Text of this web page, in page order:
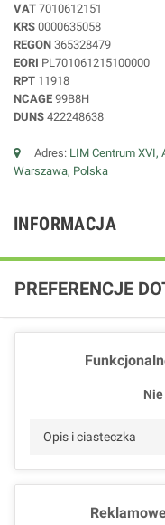
VAT 7010612151
KRS 0000635058
REGON 365328479
EORI PL701061215100000
RPT 11918
NCAGE 99B8H
DUNS 422248638
Adres: LIM Centrum XVI,
Warszawa, Polska
INFORMACJA
PREFERENCJE
Nie
Opis i ciasteczka